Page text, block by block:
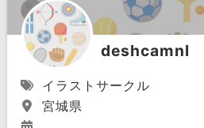
deshcamnl
イラストサークル
宮城県